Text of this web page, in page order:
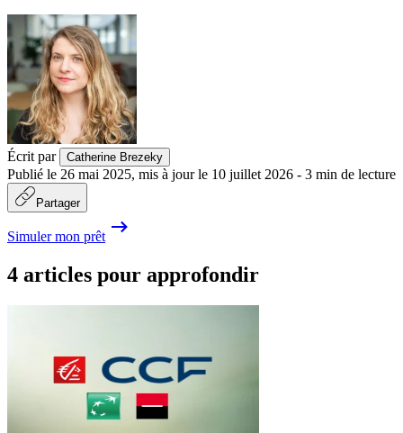
Écrit par Catherine Brezeky
Publié le 26 mai 2025, mis à jour le 10 juillet 2026 - 3 min de lecture
Partager
Simuler mon prêt
4 articles pour approfondir